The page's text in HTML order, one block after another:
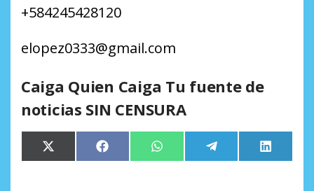
+584245428120
elopez0333@gmail.com
Caiga Quien Caiga Tu fuente de
noticias SIN CENSURA
Compartir
en
X
(Twitter)
Compartir
en
Facebook Compartir
en
WhatsApp Compartir
en
Telegram
en
LinkedIn